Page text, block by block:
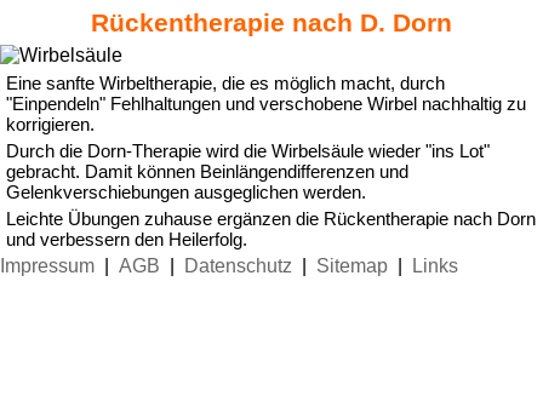
Rückentherapie nach D. Dorn
Eine sanfte Wirbeltherapie, die es möglich macht, durch
"Einpendeln" Fehlhaltungen und verschobene Wirbel nachhaltig zu
korrigieren.
Durch die Dorn-Therapie wird die Wirbelsäule wieder "ins Lot"
gebracht. Damit können Beinlängendifferenzen und
Gelenkverschiebungen ausgeglichen werden.
Leichte Übungen zuhause ergänzen die Rückentherapie nach Dorn
und verbessern den Heilerfolg.
Impressum
AGB Datenschutz Sitemap Links